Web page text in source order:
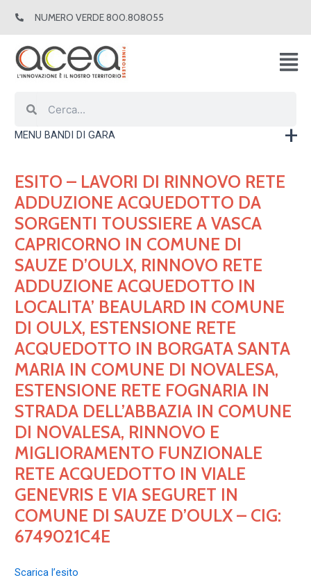
NUMERO VERDE 800.808055
MENU BANDI DI GARA
ESITO – LAVORI DI RINNOVO RETE
ADDUZIONE ACQUEDOTTO DA
SORGENTI TOUSSIERE A VASCA
CAPRICORNO IN COMUNE DI
SAUZE D’OULX, RINNOVO RETE
ADDUZIONE ACQUEDOTTO IN
LOCALITA’ BEAULARD IN COMUNE
DI OULX, ESTENSIONE RETE
ACQUEDOTTO IN BORGATA SANTA
MARIA IN COMUNE DI NOVALESA,
ESTENSIONE RETE FOGNARIA IN
STRADA DELL’ABBAZIA IN COMUNE
DI NOVALESA, RINNOVO E
MIGLIORAMENTO FUNZIONALE
RETE ACQUEDOTTO IN VIALE
GENEVRIS E VIA SEGURET IN
COMUNE DI SAUZE D’OULX – CIG:
6749021C4E
Scarica l’esito